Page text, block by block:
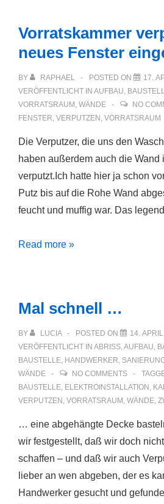
Vorratskammer
neues Fenster
BY RAPHAEL POSTED ON
17.
VERÖFFENTLICHT IN AUFBAU,
VORRATSRAUM , WÄNDE NO
FENSTER, VERPUTZEN , VORRATSRAUM
Die Verputzer, die uns den
haben außerdem auch die Wand
verputzt.Ich hatte hier ja schon
Putz bis auf die Rohe Wand
feucht und muffig war. Das
Vorratskammer
Fenster
eingebaut
Read more »
Mal schnell …
BY LUCIA POSTED ON
14.
VERÖFFENTLICHT IN ABRISS,AUFBAU,
BAUSTELLE, HANDWERKER,
WÄNDE
NO COMMENTS
BAUSTELLE, ELEKTROINSTALLATION ,
VERPUTZEN , VORRATSRAUM , WÄNDE,
… eine abgehängte Decke
wir festgestellt, daß wir doch
schaffen – und daß wir auch
lieber an wen abgeben, der es
Handwerker gesucht und